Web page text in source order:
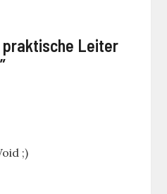
praktische Leiter
”
;)